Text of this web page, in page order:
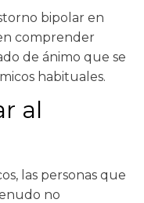
bipolar en
comprender
de ánimo que se
habituales.
al
las personas que
no